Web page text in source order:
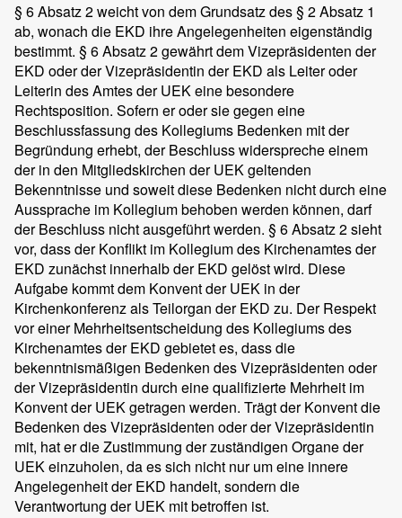
§ 6 Absatz 2 weicht von dem Grundsatz des § 2 Absatz 1
ab, wonach die EKD ihre Angelegenheiten eigenständig
bestimmt. § 6 Absatz 2 gewährt dem Vizepräsidenten der
EKD oder der Vizepräsidentin der EKD als Leiter oder
Leiterin des Amtes der UEK eine besondere
Rechtsposition. Sofern er oder sie gegen eine
Beschlussfassung des Kollegiums Bedenken mit der
Begründung erhebt, der Beschluss widerspreche einem
der in den Mitgliedskirchen der UEK geltenden
Bekenntnisse und soweit diese Bedenken nicht durch eine
Aussprache im Kollegium behoben werden können, darf
der Beschluss nicht ausgeführt werden. § 6 Absatz 2 sieht
vor, dass der Konflikt im Kollegium des Kirchenamtes der
EKD zunächst innerhalb der EKD gelöst wird. Diese
Aufgabe kommt dem Konvent der UEK in der
Kirchenkonferenz als Teilorgan der EKD zu. Der Respekt
vor einer Mehrheitsentscheidung des Kollegiums des
Kirchenamtes der EKD gebietet es, dass die
bekenntnismäßigen Bedenken des Vizepräsidenten oder
der Vizepräsidentin durch eine qualifizierte Mehrheit im
Konvent der UEK getragen werden. Trägt der Konvent die
Bedenken des Vizepräsidenten oder der Vizepräsidentin
mit, hat er die Zustimmung der zuständigen Organe der
UEK einzuholen, da es sich nicht nur um eine innere
Angelegenheit der EKD handelt, sondern die
Verantwortung der UEK mit betroffen ist.